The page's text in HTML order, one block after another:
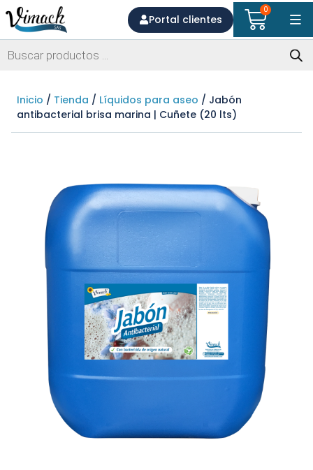
Portal clientes
0
Inicio / Tienda / Líquidos para aseo / Jabón
antibacterial brisa marina | Cuñete (20 lts)